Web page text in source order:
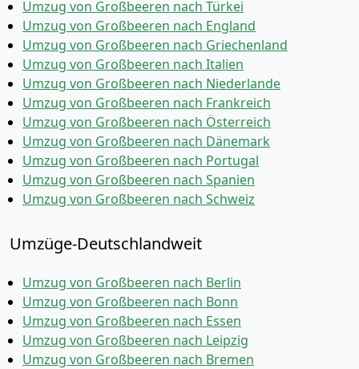
Umzug von Großbeeren nach Türkei
Umzug von Großbeeren nach England
Umzug von Großbeeren nach Griechenland
Umzug von Großbeeren nach Italien
Umzug von Großbeeren nach Niederlande
Umzug von Großbeeren nach Frankreich
Umzug von Großbeeren nach Österreich
Umzug von Großbeeren nach Dänemark
Umzug von Großbeeren nach Portugal
Umzug von Großbeeren nach Spanien
Umzug von Großbeeren nach Schweiz
Umzüge-Deutschlandweit
Umzug von Großbeeren nach Berlin
Umzug von Großbeeren nach Bonn
Umzug von Großbeeren nach Essen
Umzug von Großbeeren nach Leipzig
Umzug von Großbeeren nach Bremen